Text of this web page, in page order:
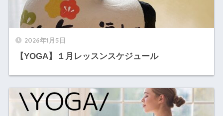
2026年1月5日
【YOGA】１月レッスンスケジュール